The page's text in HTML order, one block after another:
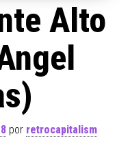
Alto
por retrocapitalism